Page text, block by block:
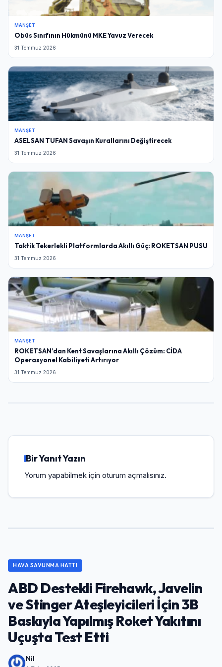
MANŞET
Obüs Sınıfının Hükmünü MKE Yavuz Verecek
31 Temmuz 2026
MANŞET
ASELSAN TUFAN Savaşın Kurallarını Değiştirecek
31 Temmuz 2026
MANŞET
Taktik Tekerlekli Platformlarda Akıllı Güç: ROKETSAN PUSU
31 Temmuz 2026
MANŞET
ROKETSAN’dan Kent Savaşlarına Akıllı Çözüm: CİDA
Operasyonel Kabiliyeti Artırıyor
31 Temmuz 2026
Bir Yanıt Yazın
Yorum yapabilmek için oturum açmalısınız.
HAVA SAVUNMA HATTI
ABD Destekli Firehawk, Javelin
ve Stinger Ateşleyicileri İçin 3B
Baskıyla Yapılmış Roket Yakıtını
Uçuşta Test Etti
Nil